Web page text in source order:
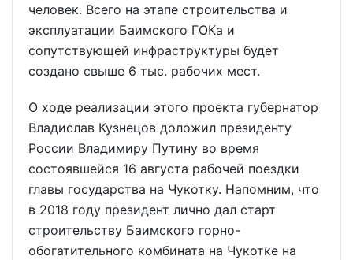
человек. Всего на этапе строительства и
эксплуатации Баимского ГОКа и
сопутствующей инфраструктуры будет
создано свыше 6 тыс. рабочих мест.
О ходе реализации этого проекта губернатор
Владислав Кузнецов доложил президенту
России Владимиру Путину во время
состоявшейся 16 августа рабочей поездки
главы государства на Чукотку. Напомним, что
в 2018 году президент лично дал старт
строительству Баимского горно-
обогатительного комбината на Чукотке на